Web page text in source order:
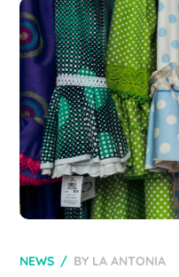
NEWS BY LA ANTONIA